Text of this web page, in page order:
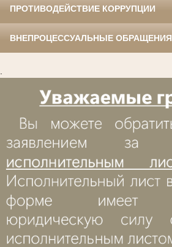
ПРОТИВОДЕЙСТВИЕ КОРРУПЦИИ
ВНЕПРОЦЕССУАЛЬНЫЕ ОБРАЩЕНИЯ